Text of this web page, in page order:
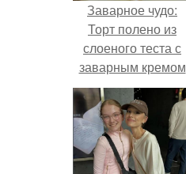
Заварное чудо:
Торт полено из
слоеного теста с
заварным кремом